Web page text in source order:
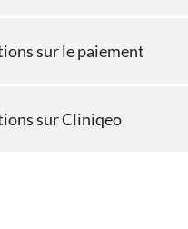
sur le paiement
sur Cliniqeo